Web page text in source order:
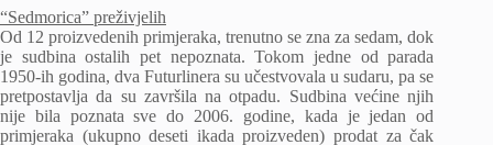
“Sedmorica” preživjelih
Od 12 proizvedenih primjeraka, trenutno se zna za sedam, dok
je sudbina ostalih pet nepoznata. Tokom jedne od parada
1950-ih godina, dva Futurlinera su učestvovala u sudaru, pa se
pretpostavlja da su završila na otpadu. Sudbina većine njih
nije bila poznata sve do 2006. godine, kada je jedan od
primjeraka (ukupno deseti ikada proizveden) prodat za čak